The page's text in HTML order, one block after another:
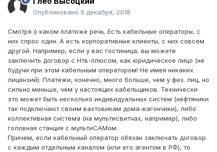
Опубликовано 9 декабря, 2018
Смотря о каком платеже речь. Есть кабельные операторы, с
них спрос один. А есть корпоративные клиенты, с них совсем
другой. Например, если у вас гостиница, вы можете
заключить договор с Нтв-плюсом, как юридическое лицо (не
будучи при этом кабельным оператором! Не имея никаких
лицензий). Платежи, конечно, много больше, чем у физ. лиц, но
сильно меньше, чем у настоящих кабельщиков. Технически
это может быть несколько индивидуальных систем (нефтяники
так подключают своим вахтовикам дома-вагончики), либо
коллективная система (на мультисвитчах, например), либо
головная станция с мультиСАМом.
Причем, если кабельный оператор обязан заключать договор
с каждым отдельным каналом (или его агентом в РФ), то